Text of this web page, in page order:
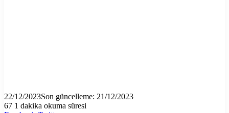
22/12/2023Son güncelleme: 21/12/2023
67 1 dakika okuma süresi